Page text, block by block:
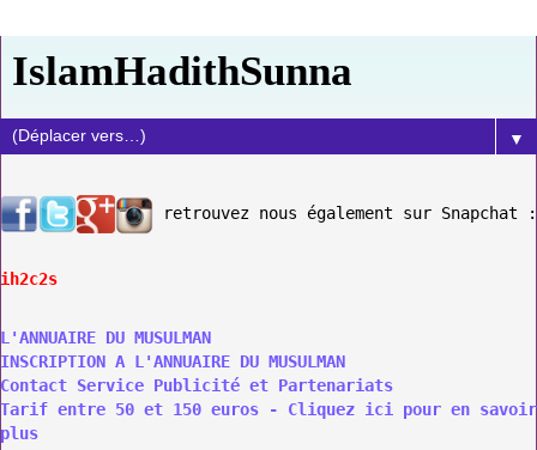
IslamHadithSunna
▼
retrouvez nous également sur Snapchat :
ih2c2s
L'ANNUAIRE DU MUSULMAN
INSCRIPTION A L'ANNUAIRE DU MUSULMAN
Contact Service Publicité et Partenariats
Tarif entre 50 et 150 euros - Cliquez ici pour en savoir
plus